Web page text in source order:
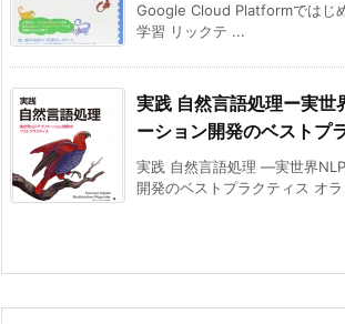
Google Cloud Platformではじ
学習 リックテ ...
実践 自然言語処理ー実世
ーション開発のベストプ
実践 自然言語処理 ―実世界
開発のベストプラクティス オ